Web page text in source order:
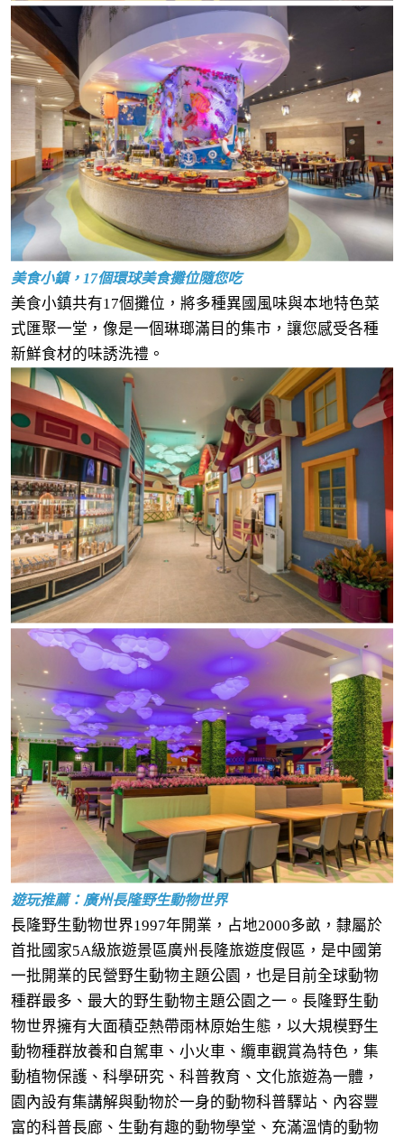
美食小鎮，17個環球美食攤位隨您吃
美食小鎮共有17個攤位，將多種異國風味與本地特色菜
式匯聚一堂，像是一個琳瑯滿目的集市，讓您感受各種
新鮮食材的味誘洗禮。
遊玩推薦：廣州長隆野生動物世界
長隆野生動物世界1997年開業，占地2000多畝，隸屬於
首批國家5A級旅遊景區廣州長隆旅遊度假區，是中國第
一批開業的民營野生動物主題公園，也是目前全球動物
種群最多、最大的野生動物主題公園之一。長隆野生動
物世界擁有大面積亞熱帶雨林原始生態，以大規模野生
動物種群放養和自駕車、小火車、纜車觀賞為特色，集
動植物保護、科學研究、科普教育、文化旅遊為一體，
園內設有集講解與動物於一身的動物科普驛站、內容豐
富的科普長廊、生動有趣的動物學堂、充滿溫情的動物